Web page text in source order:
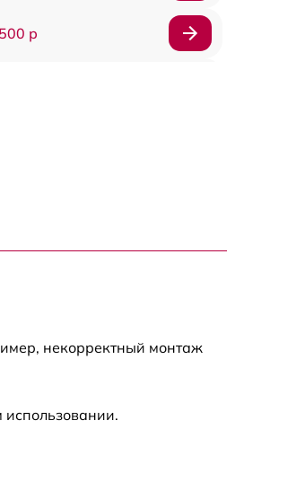
500 р
некорректный монтаж